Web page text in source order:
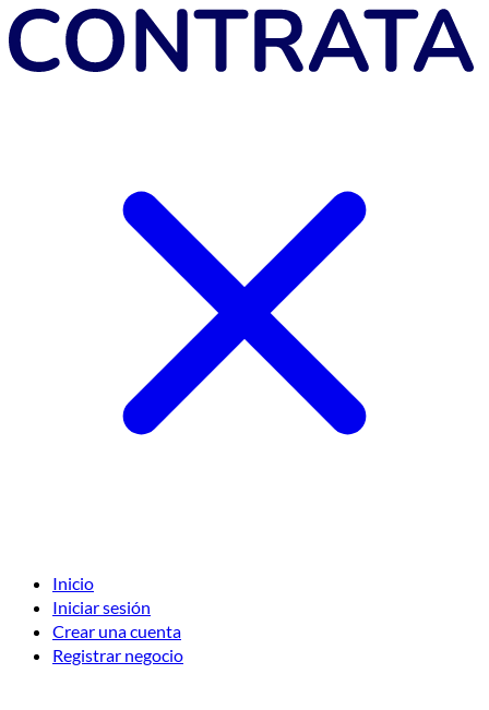
Inicio
Iniciar sesión
Crear una cuenta
Registrar negocio